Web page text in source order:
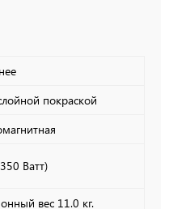
покраской
Ватт)
вес 11.0 кг.